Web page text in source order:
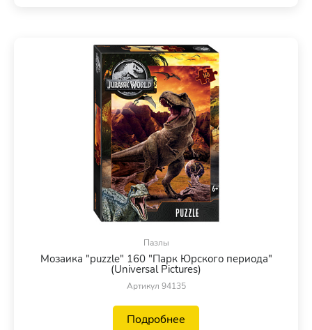
Пазлы
Мозаика "puzzle" 160 "Парк Юрского периода"
(Universal Pictures)
Артикул 94135
Подробнее